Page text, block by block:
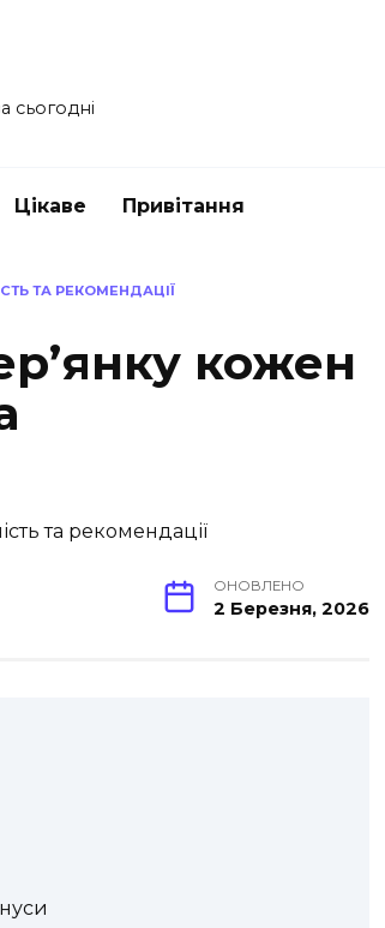
сьогодні
Цікаве Привітання
ТА РЕКОМЕНДАЦІЇ
кожен
ОНОВЛЕНО
2 Березня, 2026